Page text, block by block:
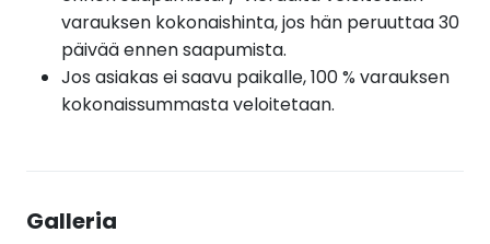
varauksen kokonaishinta, jos hän peruuttaa 30
päivää ennen saapumista.
Jos asiakas ei saavu paikalle, 100 % varauksen
kokonaissummasta veloitetaan.
Galleria